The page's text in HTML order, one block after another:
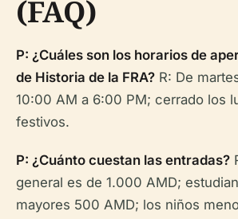
(FAQ)
P: ¿Cuáles son los horarios de
de Historia de la FRA? R: De
10:00 AM a 6:00 PM; cerrado los
festivos.
P: ¿Cuánto cuestan las entradas?
general es de 1.000 AMD;
mayores 500 AMD; los niños